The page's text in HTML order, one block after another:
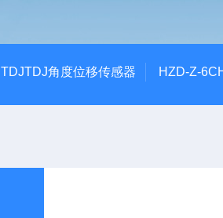
TDJTDJ角度位移传感器 HZD-Z-